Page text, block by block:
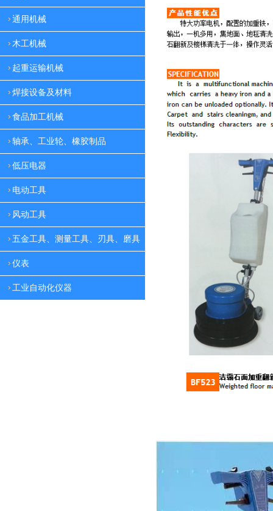
通用机械
木工机械
起重运输机械
焊接设备及材料
食品加工机械
轴承、工业轮、橡胶制品
低压电器
电动工具
风动工具
五金工具、测量工具、刃具、磨具
仪表
工业自动化仪器